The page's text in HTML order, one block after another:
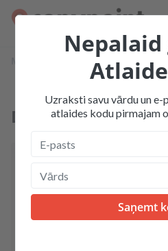
Produkcija Gravēšana
Dāvanas ar
Nepalaid
Uzraksti savu vārdu un e-
atlaides kodu pirmajam